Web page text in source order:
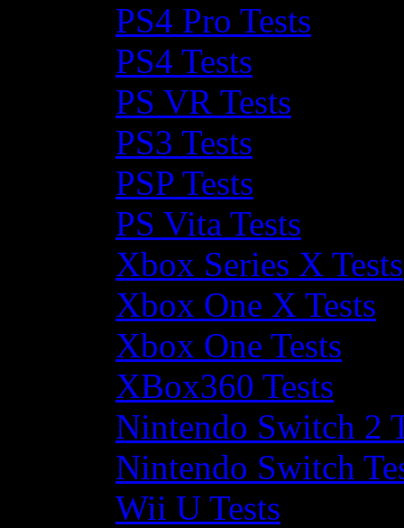
PS4 Pro Tests
PS4 Tests
PS VR Tests
PS3 Tests
PSP Tests
PS Vita Tests
Xbox Series X Tests
Xbox One X Tests
Xbox One Tests
XBox360 Tests
Nintendo Switch 2
Nintendo Switch
Wii U Tests